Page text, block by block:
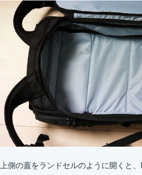
上側の蓋をランドセルのように開くと